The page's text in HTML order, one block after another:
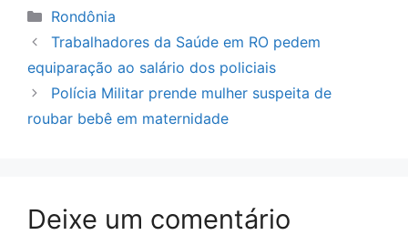
Categorias
Rondônia
Trabalhadores da Saúde em RO pedem
equiparação ao salário dos policiais
Polícia Militar prende mulher suspeita de
roubar bebê em maternidade
Deixe um comentário